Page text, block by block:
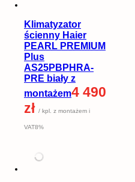
Klimatyzator
ścienny Haier
PEARL PREMIUM
Plus
AS25PBPHRA-
PRE biały z
montażem4 490
zł / kpl. z montażem i
VAT8%